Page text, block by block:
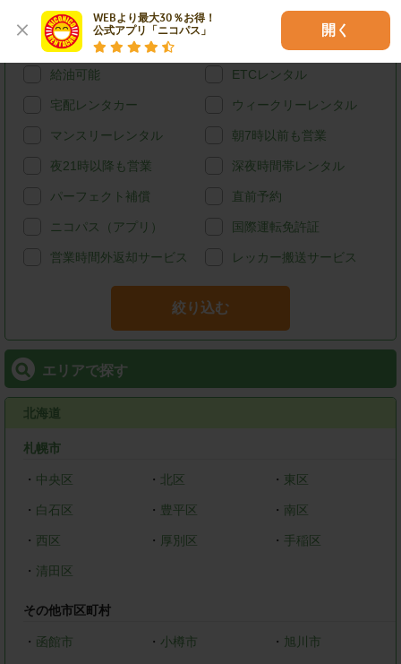
WEBより最大30％お得！
公式アプリ「ニコパス」
開く
ハイブリッド
カード決済 スタッドレス
給油可能 ETCレンタル
宅配レンタカー ウィークリーレンタル
マンスリーレンタル 朝7時以前も営業
夜21時以降も営業 深夜時間帯レンタル
パーフェクト補償 直前予約
ニコパス（アプリ） 国際運転免許証
営業時間外返却サービス レッカー搬送サービス
絞り込む
エリアで探す
北海道
札幌市
・ 中央区 ・ 北区 ・ 東区
・ 白石区 ・ 豊平区 ・ 南区
・ 西区 ・ 厚別区 ・ 手稲区
・ 清田区
その他市区町村
・ 函館市 ・ 小樽市 ・ 旭川市